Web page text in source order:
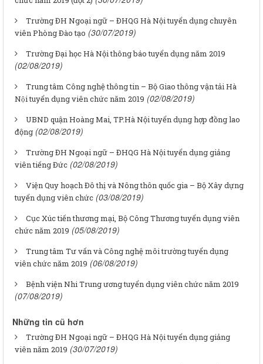
Trường ĐH Ngoại ngữ – ĐHQG Hà Nội tuyển dụng chuyên
viên Phòng Đào tạo (30/07/2019)
Trường Đại học Hà Nội thông báo tuyển dụng năm 2019
(02/08/2019)
Trung tâm Công nghệ thông tin – Bộ Giao thông vận tải Hà
Nội tuyển dụng viên chức năm 2019 (02/08/2019)
UBND quận Hoàng Mai, TP.Hà Nội tuyển dụng hợp đồng lao
động (02/08/2019)
Trường ĐH Ngoại ngữ – ĐHQG Hà Nội tuyển dụng giảng
viên tiếng Đức (02/08/2019)
Viện Quy hoạch Đô thị và Nông thôn quốc gia – Bộ Xây dựng
tuyển dụng viên chức (03/08/2019)
Cục Xúc tiến thương mại, Bộ Công Thương tuyển dụng viên
chức năm 2019 (05/08/2019)
Trung tâm Tư vấn và Công nghệ môi trường tuyển dụng
viên chức năm 2019 (06/08/2019)
Bệnh viện Nhi Trung ương tuyển dụng viên chức năm 2019
(07/08/2019)
Những tin cũ hơn
Trường ĐH Ngoại ngữ – ĐHQG Hà Nội tuyển dụng giảng
viên năm 2019 (30/07/2019)